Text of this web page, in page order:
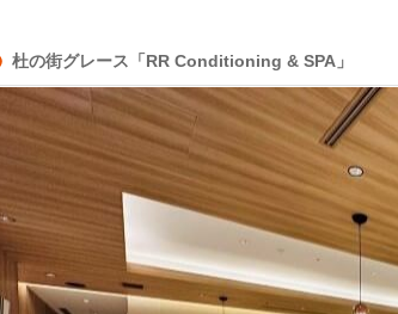
杜の街グレース「RR Conditioning & SPA」